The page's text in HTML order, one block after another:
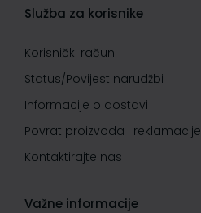
Služba za korisnike
Korisnički račun
Status/Povijest narudžbi
Informacije o dostavi
Povrat proizvoda i reklamacije
Kontaktirajte nas
Važne informacije